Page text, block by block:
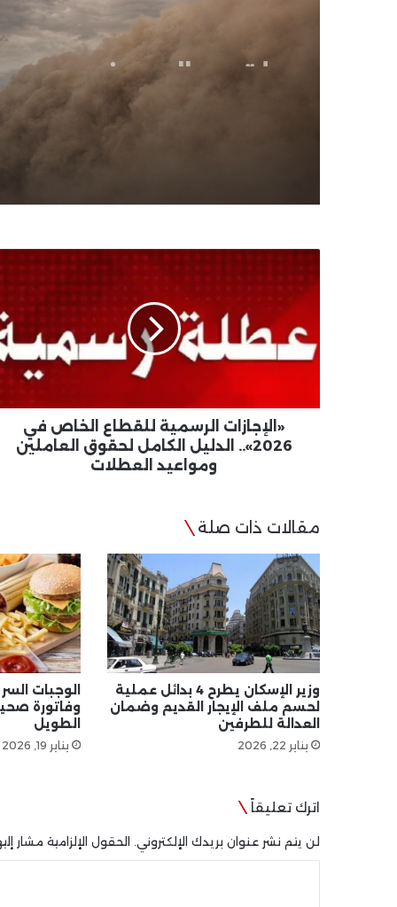
طقس اليوم في مصر..
الأرصاد تكشف مناطق
السحب الممطرة
المثارة وتحذر من
«الإجازات
الرسمية
للقطاع
الخاص
في
2026»..
لحقوق
العاملين
ومواعيد
«الإجازات الرسمية للقطاع الخاص في
2026».. الدليل الكامل لحقوق العاملين
ومواعيد العطلات
مقالات ذات صلة
وزير الإسكان يطرح 4 بدائل عملية
لحسم ملف الإيجار القديم وضمان
العدالة للطرفين
يناير 22, 2026
الوجبات
وفاتورة
الطويل
يناير 19, 2026
اترك تعليقاً
لن يتم نشر عنوان بريدك الإلكتروني. الحقول الإلزامية مشار